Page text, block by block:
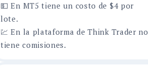
💵 En MT5 tiene un costo de $4 por
lote.
💹 En la plataforma de Think Trader no
tiene comisiones.